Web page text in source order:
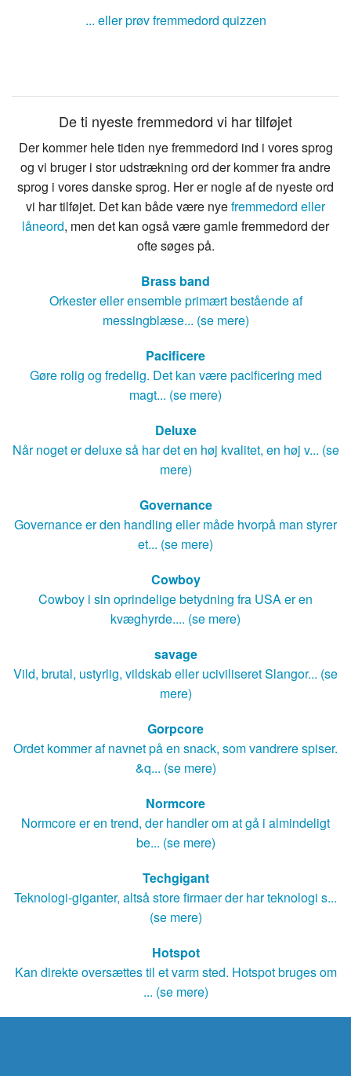
... eller prøv fremmedord quizzen
De ti nyeste fremmedord vi har tilføjet
Der kommer hele tiden nye fremmedord ind i vores sprog
og vi bruger i stor udstrækning ord der kommer fra andre
sprog i vores danske sprog. Her er nogle af de nyeste ord
vi har tilføjet. Det kan både være nyefremmedord eller
låneord, men det kan også være gamle fremmedord der
ofte søges på.
Brass band
Orkester eller ensemble primært bestående af
messingblæse... (se mere)
Pacificere
Gøre rolig og fredelig. Det kan være pacificering med
magt... (se mere)
Deluxe
Når noget er deluxe så har det en høj kvalitet, en høj v... (se
mere)
Governance
Governance er den handling eller måde hvorpå man styrer
et... (se mere)
Cowboy
Cowboy i sin oprindelige betydning fra USA er en
kvæghyrde.... (se mere)
savage
Vild, brutal, ustyrlig, vildskab eller uciviliseret Slangor... (se
mere)
Gorpcore
Ordet kommer af navnet på en snack, som vandrere spiser.
&q... (se mere)
Normcore
Normcore er en trend, der handler om at gå i almindeligt
be... (se mere)
Techgigant
Teknologi-giganter, altså store firmaer der har teknologi s...
(se mere)
Hotspot
Kan direkte oversættes til et varm sted. Hotspot bruges om
... (se mere)